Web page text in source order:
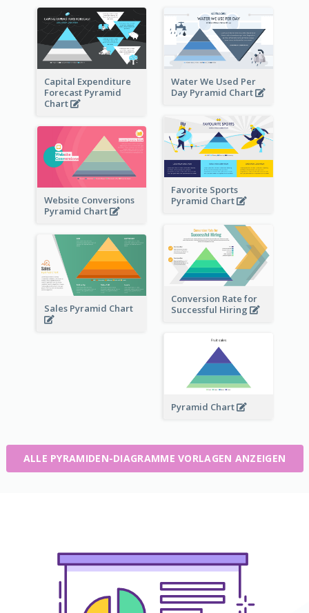
Capital Expenditure
Forecast Pyramid
Chart
Water We Used Per
Day Pyramid Chart
Favorite Sports
Pyramid Chart
Website Conversions
Pyramid Chart
Conversion Rate for
Successful Hiring
Sales Pyramid Chart
Pyramid Chart
ALLE PYRAMIDEN-DIAGRAMME VORLAGEN ANZEIGEN